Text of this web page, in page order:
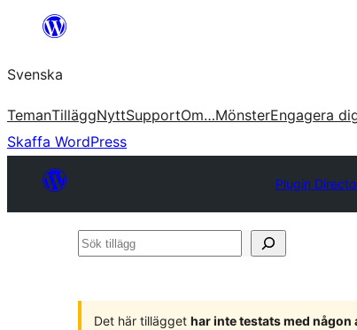
Hoppa
innehåll
Svenska
TemanTilläggNyttSupportOm…MönsterEngagera
Skaffa WordPress
Plugin
Sök
Det här tillägget har inte testats med någon